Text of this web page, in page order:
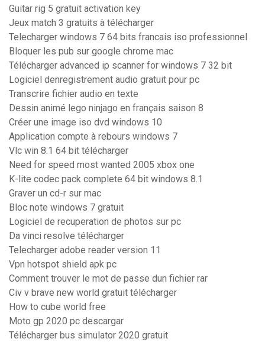
Guitar rig 5 gratuit activation key
Jeux match 3 gratuits à télécharger
Telecharger windows 7 64 bits francais iso professionnel
Bloquer les pub sur google chrome mac
Télécharger advanced ip scanner for windows 7 32 bit
Logiciel denregistrement audio gratuit pour pc
Transcrire fichier audio en texte
Dessin animé lego ninjago en français saison 8
Créer une image iso dvd windows 10
Application compte à rebours windows 7
Vlc win 8.1 64 bit télécharger
Need for speed most wanted 2005 xbox one
K-lite codec pack complete 64 bit windows 8.1
Graver un cd-r sur mac
Bloc note windows 7 gratuit
Logiciel de recuperation de photos sur pc
Da vinci resolve télécharger
Telecharger adobe reader version 11
Vpn hotspot shield apk pc
Comment trouver le mot de passe dun fichier rar
Civ v brave new world gratuit télécharger
How to cube world free
Moto gp 2020 pc descargar
Télécharger bus simulator 2020 gratuit